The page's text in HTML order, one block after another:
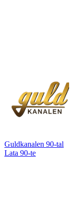
Guldkanalen 90-tal
Lata 90-te